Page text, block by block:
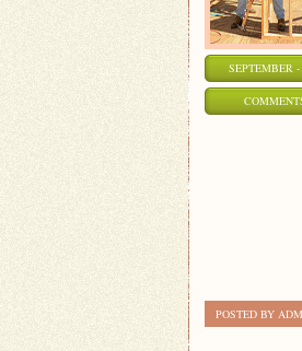
SEPTEMBER -
POSTED BY